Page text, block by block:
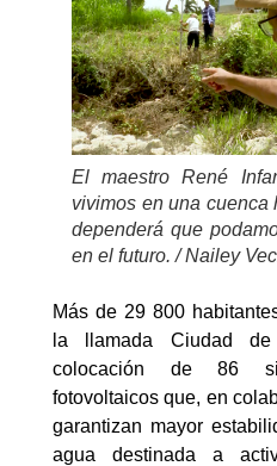
El maestro René
vivimos en una cuenca
dependerá que
en el futuro. / Nailey
Más de 29 800
la llamada Ciudad
colocación de 86
fotovoltaicos que, en
garantizan mayor
agua destinada a